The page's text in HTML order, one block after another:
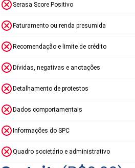
Serasa Score Positivo
Faturamento ou renda presumida
Recomendação e limite de crédito
Dívidas, negativas e anotações
Detalhamento de protestos
Dados comportamentais
Informações do SPC
Quadro societário e administrativo